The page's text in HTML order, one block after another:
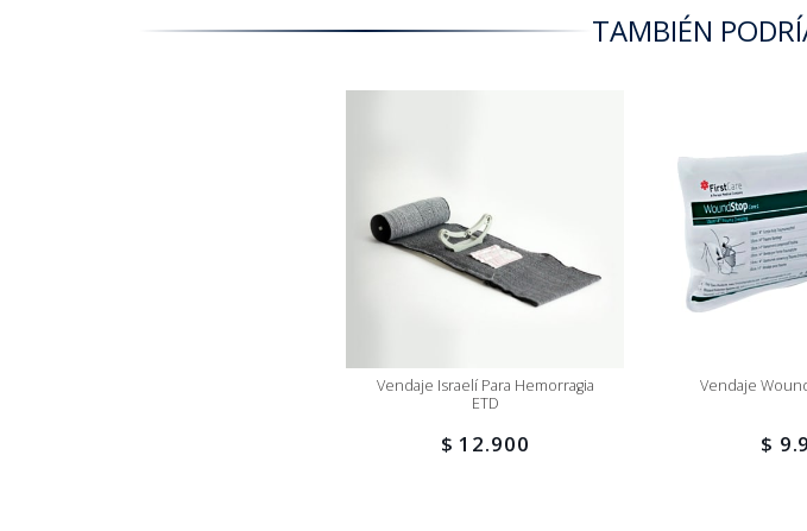
TAMBIÉN
Vendaje Israelí Para Hemorragia
ETD
$ 12.900
Vendaje
$